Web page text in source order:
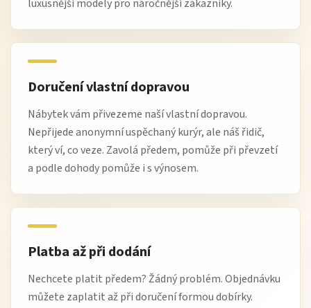
luxusnější modely pro náročnější zákazníky.
Doručení vlastní dopravou
Nábytek vám přivezeme naší vlastní dopravou.
Nepřijede anonymní uspěchaný kurýr, ale náš řidič,
který ví, co veze. Zavolá předem, pomůže při převzetí
a podle dohody pomůže i s výnosem.
Platba až při dodání
Nechcete platit předem? Žádný problém. Objednávku
můžete zaplatit až při doručení formou dobírky.